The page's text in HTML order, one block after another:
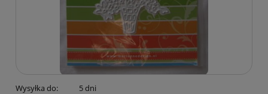
Wysyłka do: 5 dni